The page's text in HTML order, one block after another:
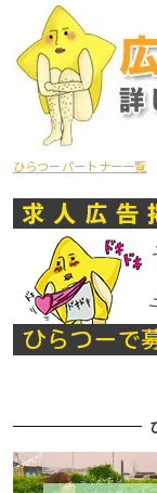
ひらつーパートナー一覧